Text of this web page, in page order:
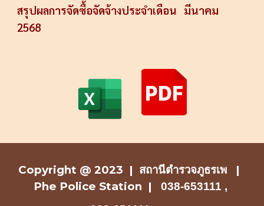
สรุปผลการจัดซื้อจัดจ้างประจำเดือน มีนาคม
2568
Copyright @ 2023 | สถานีตำรวจภูธรเพ |
Phe Police Station |
038-653111 ,